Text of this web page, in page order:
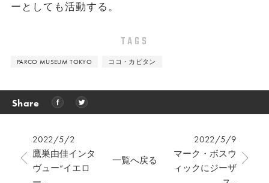
ーとしても活動する。
TAGS
PARCO MUSEUM TOKYO ココ・カピタン
Share
2022/5/2
鷹巣由佳インタ
ヴュー“イエロ
2022/5/9
マーク・ボスウ
ィックにジーザ
一覧へ戻る